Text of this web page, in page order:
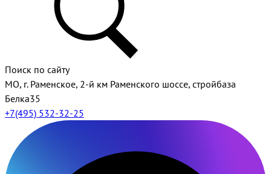
Поиск по сайту
МО, г. Раменское, 2-й км Раменского шоссе, стройбаза
Белка35
+7(495) 532-32-25